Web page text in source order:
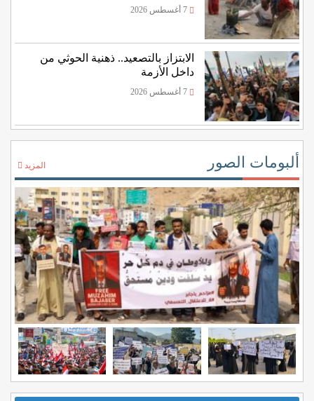
7 أغسطس 2026
الابتزاز بالتصعيد.. ذهنية الحوثي من
داخل الأزمة
7 أغسطس 2026
ألبومات الصور المزيد